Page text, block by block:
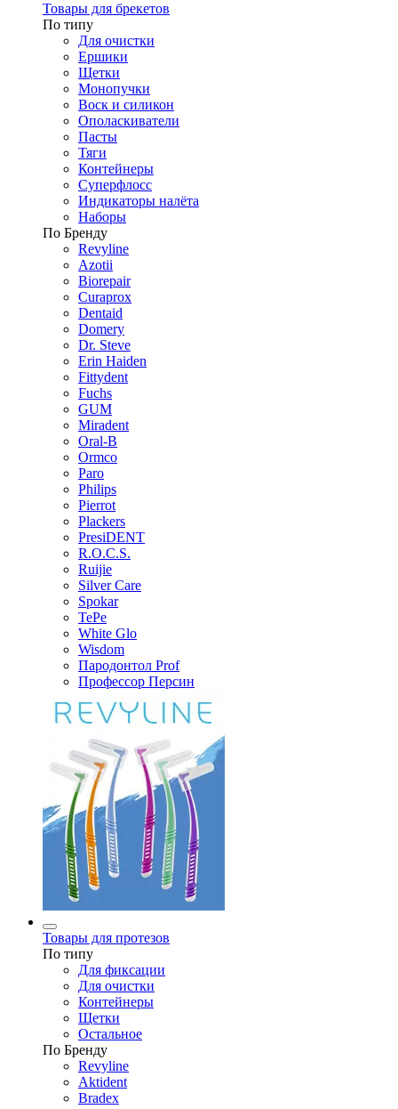
Товары для брекетов
По типу
Для очистки
Ершики
Щетки
Монопучки
Воск и силикон
Ополаскиватели
Пасты
Тяги
Контейнеры
Суперфлосс
Индикаторы налёта
Наборы
По Бренду
Revyline
Azotii
Biorepair
Curaprox
Dentaid
Domery
Dr. Steve
Erin Haiden
Fittydent
Fuchs
GUM
Miradent
Oral-B
Ormco
Paro
Philips
Pierrot
Plackers
PresiDENT
R.O.C.S.
Ruijie
Silver Care
Spokar
TePe
White Glo
Wisdom
Пародонтол Prof
Профессор Персин
Товары для протезов
По типу
Для фиксации
Для очистки
Контейнеры
Щетки
Остальное
По Бренду
Revyline
Aktident
Bradex